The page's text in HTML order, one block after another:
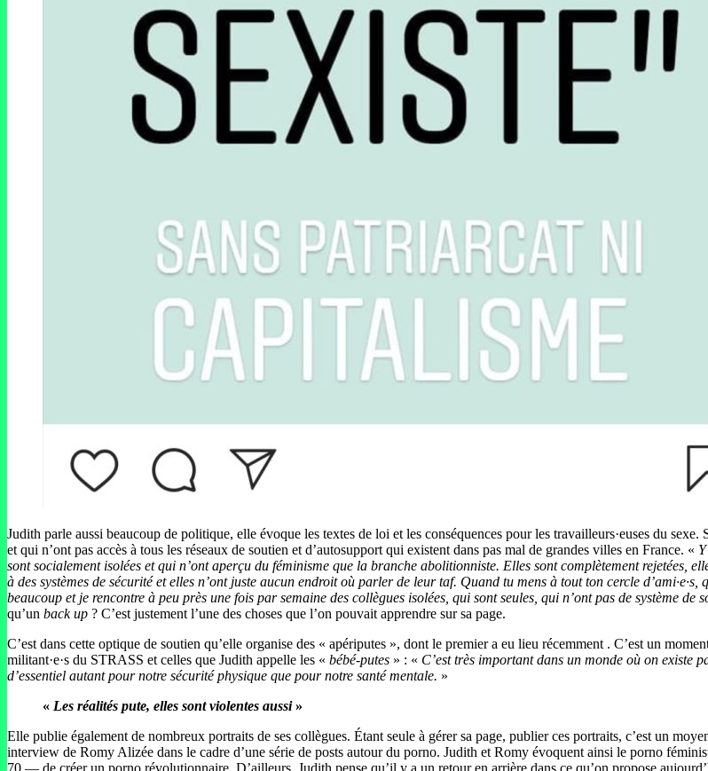
Judith parle aussi beaucoup de politique, elle évoque les textes de loi et les conséquences pour les travailleurs·euses du
et qui n’ont pas accès à tous les réseaux de soutien et d’autosupport qui existent dans pas mal de grandes villes en France. «
sont socialement isolées et qui n’ont aperçu du féminisme que la branche abolitionniste. Elles sont complètement rejetées,
à des systèmes de sécurité et elles n’ont juste aucun endroit où parler de leur taf. Quand tu mens à tout ton cercle
beaucoup et je rencontre à peu près une fois par semaine des collègues isolées, qui sont seules, qui n’ont pas de système
qu’un back up ? C’est justement l’une des choses que l’on pouvait apprendre sur sa page.
C’est dans cette optique de soutien qu’elle organise des « apériputes », dont le premier a eu lieu récemment . C’est un
militant·e·s du STRASS et celles que Judith appelle les « bébé-putes » : « C’est très important dans un monde où on existe
d’essentiel autant pour notre sécurité physique que pour notre santé mentale. »
« Les réalités pute, elles sont violentes aussi»
Elle publie également de nombreux portraits de ses collègues. Étant seule à gérer sa page, publier ces portraits, c’est un
interview de Romy Alizée dans le cadre d’une série de posts autour du porno. Judith et Romy évoquent ainsi le porno
70 — de créer un porno révolutionnaire. D’ailleurs, Judith pense qu’il y a un retour en arrière dans ce qu’on propose